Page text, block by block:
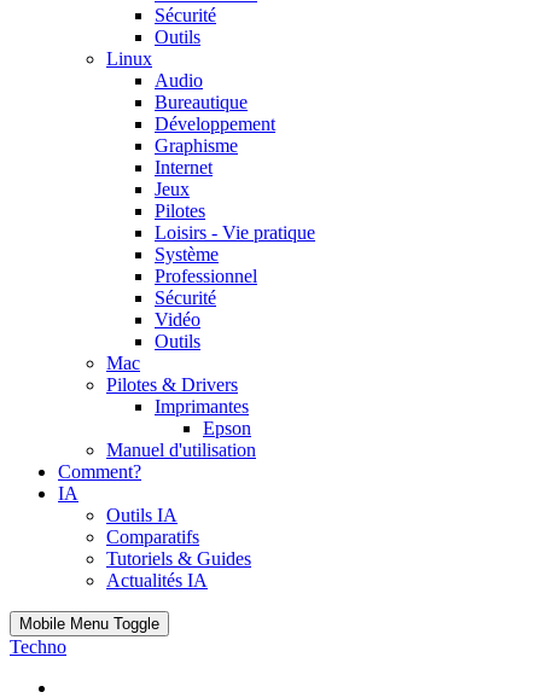
Sécurité
Outils
Linux
Audio
Bureautique
Développement
Graphisme
Internet
Jeux
Pilotes
Loisirs - Vie pratique
Système
Professionnel
Sécurité
Vidéo
Outils
Mac
Pilotes & Drivers
Imprimantes
Epson
Manuel d'utilisation
Comment?
IA
Outils IA
Comparatifs
Tutoriels & Guides
Actualités IA
Mobile Menu Toggle
Techno